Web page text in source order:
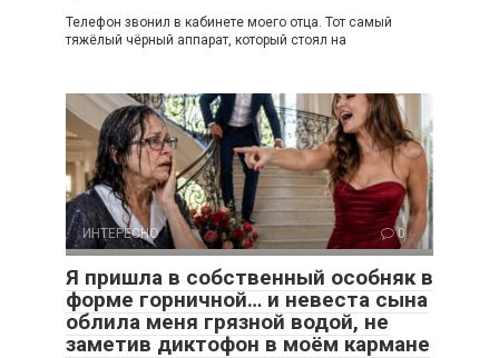
Телефон звонил в кабинете моего отца. Тот самый
тяжёлый чёрный аппарат, который стоял на
ИНТЕРЕСНО 0
Я пришла в собственный особняк в
форме горничной… и невеста сына
облила меня грязной водой, не
заметив диктофон в моём кармане